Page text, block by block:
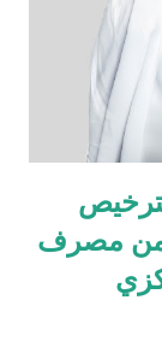
فحسب، بل
أنحاء
من مصرف